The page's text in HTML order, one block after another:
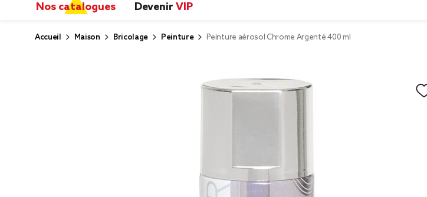
Nos catalogues Devenir VIP
Accueil Maison Bricolage Peinture Peinture aérosol Chrome Argenté 400 ml